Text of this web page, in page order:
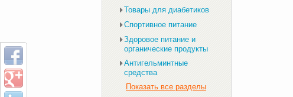
Товары для диабетиков
Спортивное питание
Здоровое питание и
органические продукты
Антигельминтные
средства
Показать все разделы